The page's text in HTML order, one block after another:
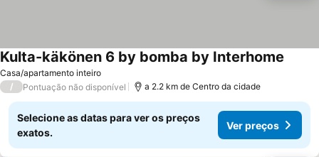
Casa/apartamento inteiro
Kulta-käkönen 6 by bomba by Interhome
/ Pontuação não disponível a 2.2 km de Centro da cidade
Selecione as datas para ver os preços
exatos.
Ver preços